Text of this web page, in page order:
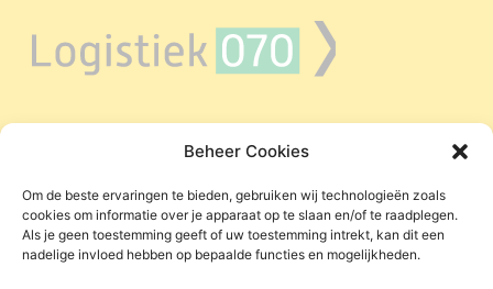
Beheer Cookies
Om de beste ervaringen te bieden, gebruiken wij technologieën zoals
cookies om informatie over je apparaat op te slaan en/of te raadplegen.
Als je geen toestemming geeft of uw toestemming intrekt, kan dit een
nadelige invloed hebben op bepaalde functies en mogelijkheden.
LAADPUNTEN DEN HAAG
ZERO EMISSIE IN DE REGIO
WIE ZIJN WIJ